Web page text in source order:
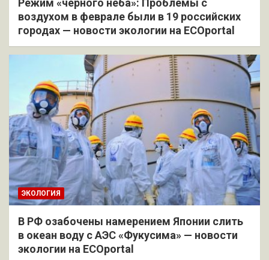
Режим «черного неба»: Проблемы с
воздухом в феврале были в 19 российских
городах — новости экологии на ECOportal
ЭКОЛОГИЯ
В РФ озабочены намерением Японии слить
в океан воду с АЭС «Фукусима» — новости
экологии на ECOportal